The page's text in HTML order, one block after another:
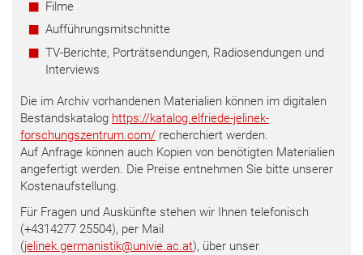
Filme
Aufführungsmitschnitte
TV-Berichte, Porträtsendungen, Radiosendungen und
Interviews
Die im Archiv vorhandenen Materialien können im digitalen
Bestandskatalog https://katalog.elfriede-jelinek-
forschungszentrum.com/ recherchiert werden.
Auf Anfrage können auch Kopien von benötigten Materialien
angefertigt werden. Die Preise entnehmen Sie bitte unserer
Kostenaufstellung.
Für Fragen und Auskünfte stehen wir Ihnen telefonisch
(+4314277 25504), per Mail
(jelinek.germanistik@univie.ac.at), über unser